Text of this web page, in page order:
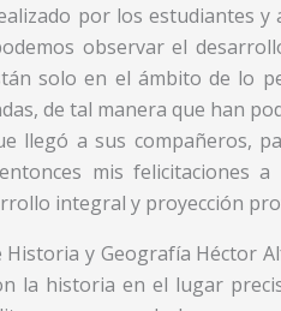
por los estudiantes y
observar el
solo en el ámbito de lo
de tal manera que han
llegó a sus compañeros,
mis felicitaciones
integral y proyección
y Geografía Héctor
la historia en el lugar